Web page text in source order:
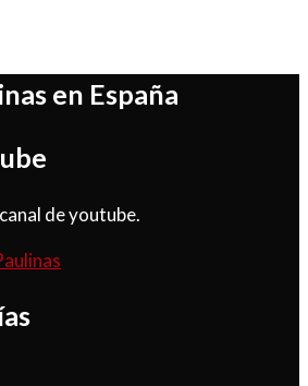
en España
de youtube.